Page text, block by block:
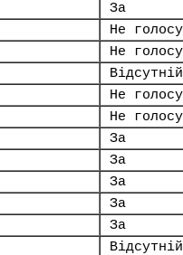
За
Не
Не
Відсутній
Не
Не
За
За
За
За
За
Відсутній